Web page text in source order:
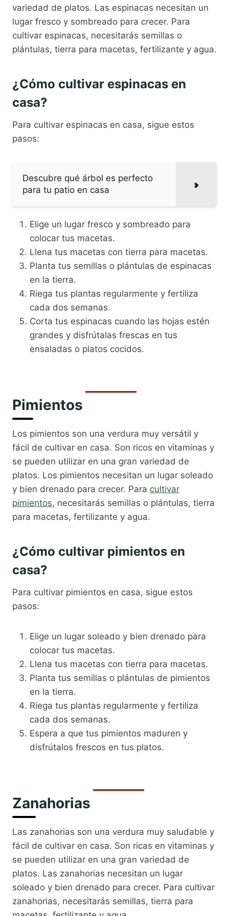
variedad de platos. Las espinacas necesitan un
lugar fresco y sombreado para crecer. Para
cultivar espinacas, necesitarás semillas o
plántulas, tierra para macetas, fertilizante y agua.
¿Cómo cultivar espinacas en
casa?
Para cultivar espinacas en casa, sigue estos
pasos:
Descubre qué árbol es perfecto
para tu patio en casa
Elige un lugar fresco y sombreado para
colocar tus macetas.
Llena tus macetas con tierra para macetas.
Planta tus semillas o plántulas de espinacas
en la tierra.
Riega tus plantas regularmente y fertiliza
cada dos semanas.
Corta tus espinacas cuando las hojas estén
grandes y disfrútalas frescas en tus
ensaladas o platos cocidos.
Pimientos
Los pimientos son una verdura muy versátil y
fácil de cultivar en casa. Son ricos en vitaminas y
se pueden utilizar en una gran variedad de
platos. Los pimientos necesitan un lugar soleado
y bien drenado para crecer. Para cultivar
pimientos, necesitarás semillas o plántulas, tierra
para macetas, fertilizante y agua.
¿Cómo cultivar pimientos en
casa?
Para cultivar pimientos en casa, sigue estos
pasos:
Elige un lugar soleado y bien drenado para
colocar tus macetas.
Llena tus macetas con tierra para macetas.
Planta tus semillas o plántulas de pimientos
en la tierra.
Riega tus plantas regularmente y fertiliza
cada dos semanas.
Espera a que tus pimientos maduren y
disfrútalos frescos en tus platos.
Zanahorias
Las zanahorias son una verdura muy saludable y
fácil de cultivar en casa. Son ricas en vitaminas y
se pueden utilizar en una gran variedad de
platos. Las zanahorias necesitan un lugar
soleado y bien drenado para crecer. Para cultivar
zanahorias, necesitarás semillas, tierra para